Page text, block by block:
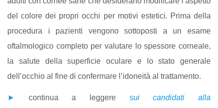
del colore dei propri occhi per motivi estetici. Prima della
procedura i pazienti vengono sottoposti a un esame
oftalmologico completo per valutare lo spessore corneale,
la salute della superficie oculare e lo stato generale
dell’occhio al fine di confermare l’idoneità al trattamento.
► continua a leggere sui candidati alla